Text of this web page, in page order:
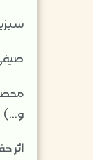
و…)
اثر